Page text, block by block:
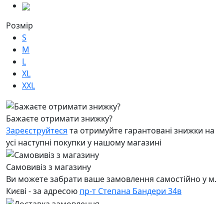
Розмір
S
M
L
XL
XXL
Бажаєте отримати знижку?
Зареєструйтеся та отримуйте гарантовані знижки на
усі наступні покупки у нашому магазині
Самовивіз з магазину
Ви можете забрати ваше замовлення самостійно у м.
Києві - за адресою пр-т Степана Бандери 34в